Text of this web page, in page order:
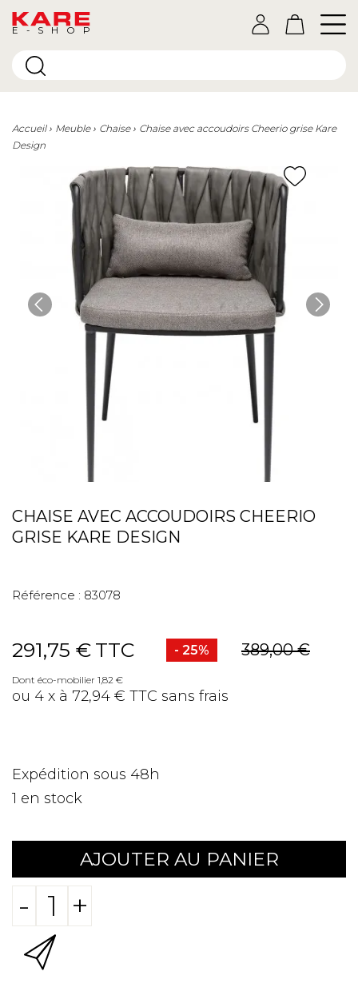
E-SHOP
Accueil Meuble Chaise
Chaise avec accoudoirs Cheerio grise Kare
Design
CHAISE AVEC ACCOUDOIRS CHEERIO
GRISE KARE DESIGN
Référence : 83078
291,75 € TTC - 25% 389,00 €
Dont éco-mobilier 1,82 €
ou 4 x à 72,94 € TTC sans frais
Expédition sous 48h
1 en stock
AJOUTER AU PANIER
- +